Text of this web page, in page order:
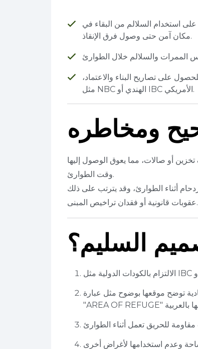
استخدام السلالم من البقاء في
مكان آمن حتى وصول فرق الإنقاذ.
على تصاريح البناء والاعتماد،
مثل NBC الهندي أو IBC الأمريكي.
ومخاطره
أو صالات، مما يعوق الوصول إليها
وقت الطوارئ.
أثناء الطوارئ، وقد يترتب على ذلك
عقوبات قانونية أو فقدان تراخيص المبنى.
السليم؟
توضح موقعها بوضوح مثل عبارة